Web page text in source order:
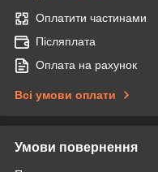
Оплатити частинами
Післяплата
Оплата на рахунок
Всі умови оплати
Умови повернення